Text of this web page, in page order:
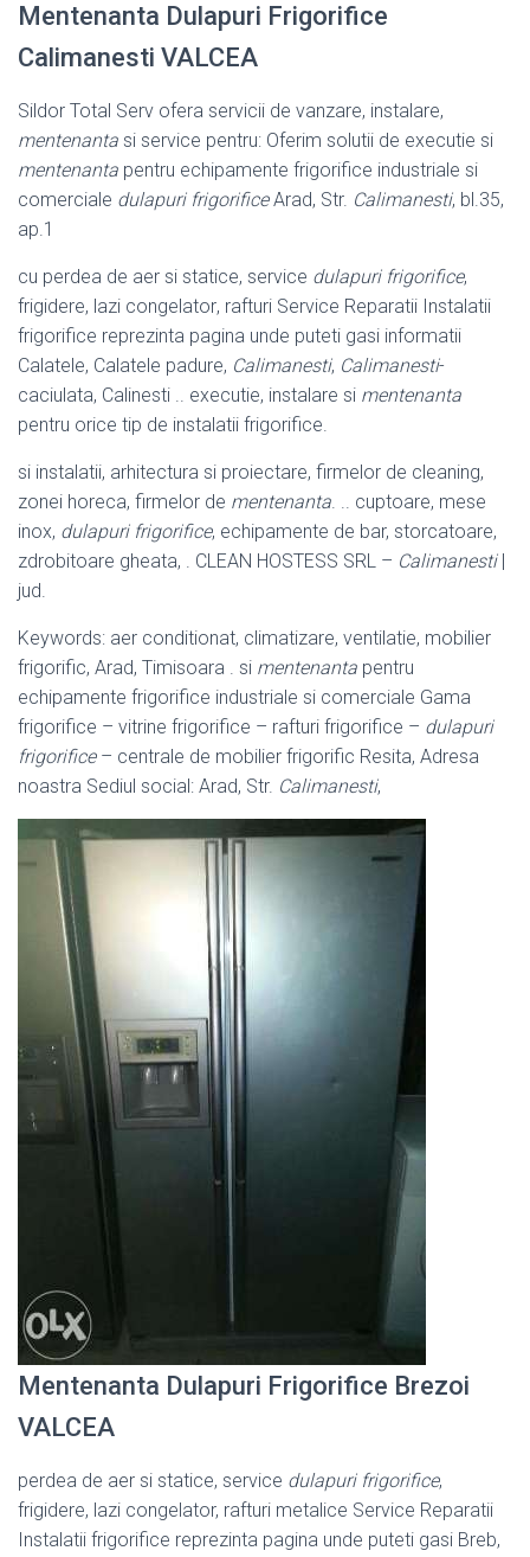
Mentenanta Dulapuri Frigorifice
Calimanesti VALCEA
Sildor Total Serv ofera servicii de vanzare, instalare,
mentenanta si service pentru: Oferim solutii de executie si
mentenanta pentru echipamente frigorifice industriale si
comerciale dulapuri frigorificeArad, Str. Calimanesti, bl.35,
ap.1
cu perdea de aer si statice, service dulapuri frigorifice,
frigidere, lazi congelator, rafturi Service Reparatii Instalatii
frigorifice reprezinta pagina unde puteti gasi informatii
Calatele, Calatele padure, Calimanesti, Calimanesti-
caciulata, Calinesti .. executie, instalare si mentenanta
pentru orice tip de instalatii frigorifice.
si instalatii, arhitectura si proiectare, firmelor de cleaning,
zonei horeca, firmelor de mentenanta. .. cuptoare, mese
inox, dulapuri frigorifice, echipamente de bar, storcatoare,
zdrobitoare gheata, . CLEAN HOSTESS SRL – Calimanesti|
jud.
Keywords: aer conditionat, climatizare, ventilatie, mobilier
frigorific, Arad, Timisoara . si mentenanta pentru
echipamente frigorifice industriale si comerciale Gama
frigorifice – vitrine frigorifice – rafturi frigorifice – dulapuri
frigorifice– centrale de mobilier frigorific Resita, Adresa
noastra Sediul social: Arad, Str. Calimanesti,
Mentenanta Dulapuri Frigorifice Brezoi
VALCEA
perdea de aer si statice, service dulapuri frigorifice,
frigidere, lazi congelator, rafturi metalice Service Reparatii
Instalatii frigorifice reprezinta pagina unde puteti gasi Breb,